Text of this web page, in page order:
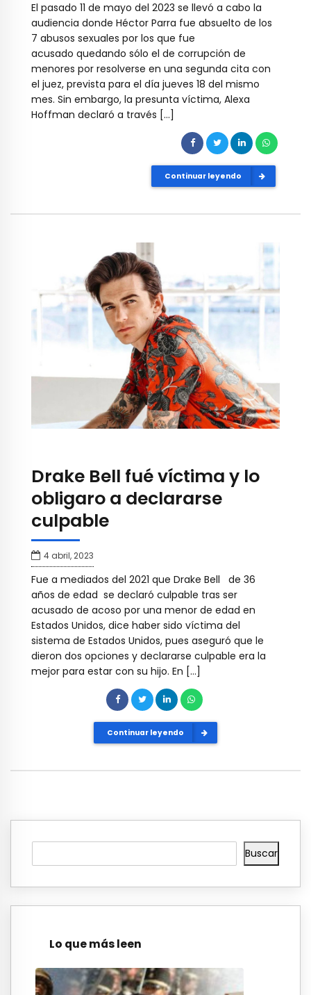
El pasado 11 de mayo del 2023 se llevó a cabo la
audiencia donde Héctor Parra fue absuelto de los
7 abusos sexuales por los que fue
acusado quedando sólo el de corrupción de
menores por resolverse en una segunda cita con
el juez, prevista para el día jueves 18 del mismo
mes. Sin embargo, la presunta víctima, Alexa
Hoffman declaró a través […]
Continuar leyendo
Drake Bell fué víctima y lo
obligaro a declararse
culpable
4 abril, 2023
Fue a mediados del 2021 que Drake Bell de 36
años de edad se declaró culpable tras ser
acusado de acoso por una menor de edad en
Estados Unidos, dice haber sido víctima del
sistema de Estados Unidos, pues aseguró que le
dieron dos opciones y declararse culpable era la
mejor para estar con su hijo. En […]
Continuar leyendo
Buscar
Lo que más leen